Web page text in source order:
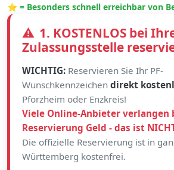
⭐ = Besonders schnell erreichbar von
⚠️ 1. KOSTENLOS bei
Zulassungsstelle
WICHTIG: Reservieren Sie Ihr PF-
Wunschkennzeichen direkt
Pforzheim oder Enzkreis!
Viele Online-Anbieter verlangen
Reservierung Geld - das ist
Die offizielle Reservierung ist in
Württemberg kostenfrei.